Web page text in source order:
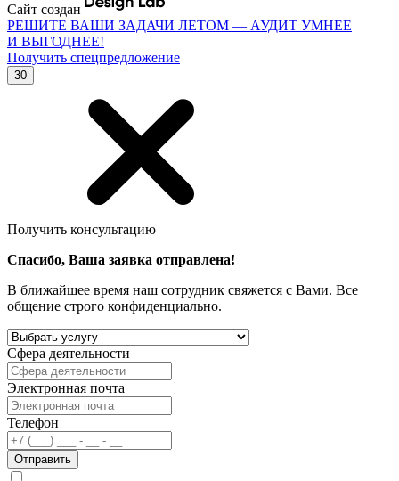
Сайт создан
РЕШИТЕ ВАШИ ЗАДАЧИ ЛЕТОМ — АУДИТ УМНЕЕ
И ВЫГОДНЕЕ!
Получить спецпредложение
30
Получить консультацию
Спасибо, Ваша заявка отправлена!
В ближайшее время наш сотрудник свяжется с Вами. Все
общение строго конфиденциально.
Сфера деятельности
Электронная почта
Телефон
Отправить